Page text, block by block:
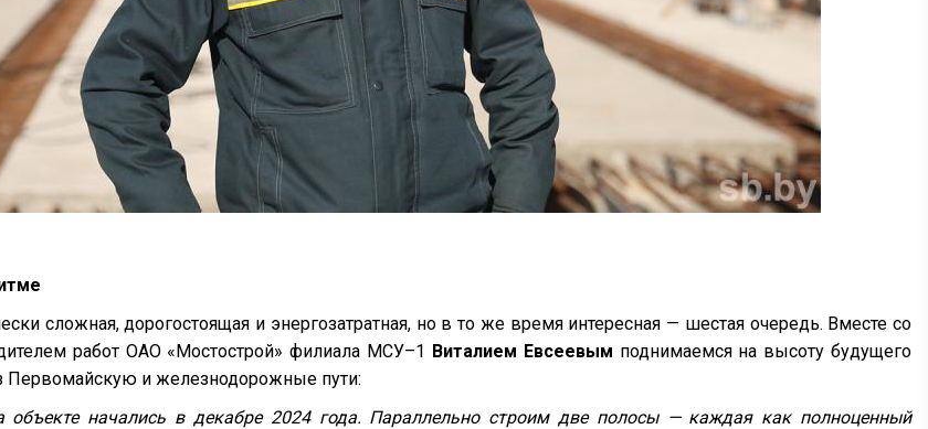
сложная, дорогостоящая и энергозатратная, но в то же время интересная — шестая очередь. Вместе со
работ ОАО «Мостострой» филиала МСУ–1 Виталием Евсеевым поднимаемся на высоту будущего
Первомайскую и железнодорожные пути:
начались в декабре 2024 года. Параллельно строим две полосы — каждая как полноценный